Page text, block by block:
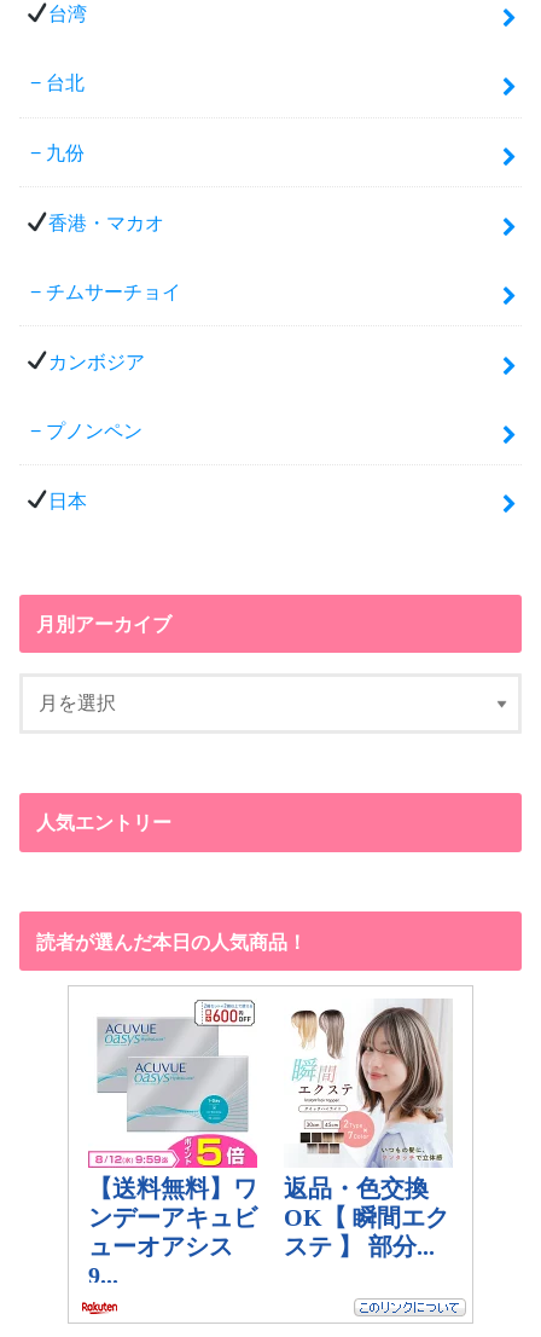
台湾
台北
九份
香港・マカオ
チムサーチョイ
カンボジア
プノンペン
日本
月別アーカイブ
人気エントリー
読者が選んだ本日の人気商品！